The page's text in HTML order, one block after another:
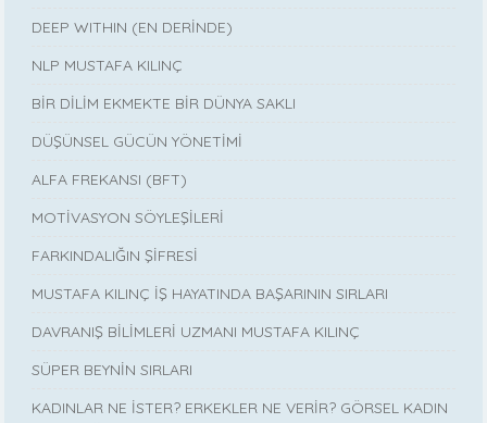
DEEP WITHIN (EN DERİNDE)
NLP MUSTAFA KILINÇ
BİR DİLİM EKMEKTE BİR DÜNYA SAKLI
DÜŞÜNSEL GÜCÜN YÖNETİMİ
ALFA FREKANSI (BFT)
MOTİVASYON SÖYLEŞİLERİ
FARKINDALIĞIN ŞİFRESİ
MUSTAFA KILINÇ İŞ HAYATINDA BAŞARININ SIRLARI
DAVRANIŞ BİLİMLERİ UZMANI MUSTAFA KILINÇ
SÜPER BEYNİN SIRLARI
KADINLAR NE İSTER? ERKEKLER NE VERİR? GÖRSEL KADIN